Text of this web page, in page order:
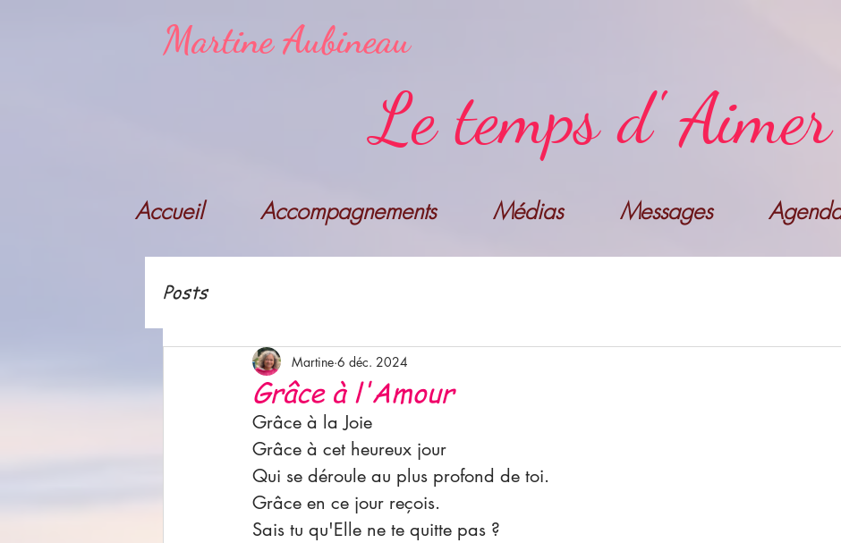
Martine Aubineau
Le temps d' Aimer
Accueil Accompagnements Médias Messages
Posts
Grâce à l'Amour
Martine 6 déc. 2024
Grâce à la Joie
Grâce à cet heureux jour
Qui se déroule au plus profond de toi.
Grâce en ce jour reçois.
Sais tu qu'Elle ne te quitte pas ?